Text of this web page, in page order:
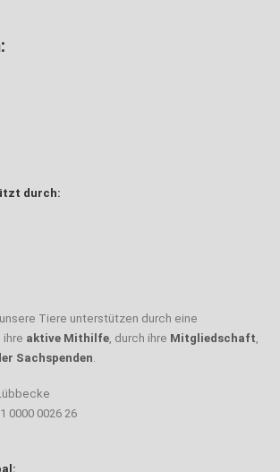
durch:
Tiere unterstützen durch eine
ihre aktive Mithilfe, durch ihre Mitgliedschaft,
Sachspenden.
0000 0026 26